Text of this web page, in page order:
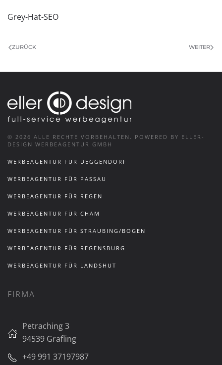
Grey-Hat-SEO
ZURÜCK WEITER
© 2026 ALLE RECHTE VORBEHALTEN. POWERED BY ELLER-
DESIGN WERBEAGENTUR GMBH
WERBEAGENTUR FÜR DEGGENDORF
WERBEAGENTUR FÜR PASSAU
WERBEAGENTUR FÜR REGEN
WERBEAGENTUR FÜR CHAM
WERBEAGENTUR FÜR STRAUBING/BOGEN
WERBEAGENTUR FÜR REGENSBURG
WERBEAGENTUR FÜR LANDSHUT
FIRMA
Petraching 3
94539 Grafling
+49 991 37197987